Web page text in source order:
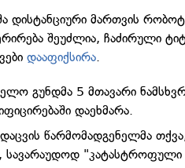
დისტანციური მართვის
შეუძლია, ჩაძირული
დააფიქსირა.
გუნდმა 5 მთავარი
დაეხმარა.
წარმომადგენელმა
სავარაუდოდ "კატასტროფული